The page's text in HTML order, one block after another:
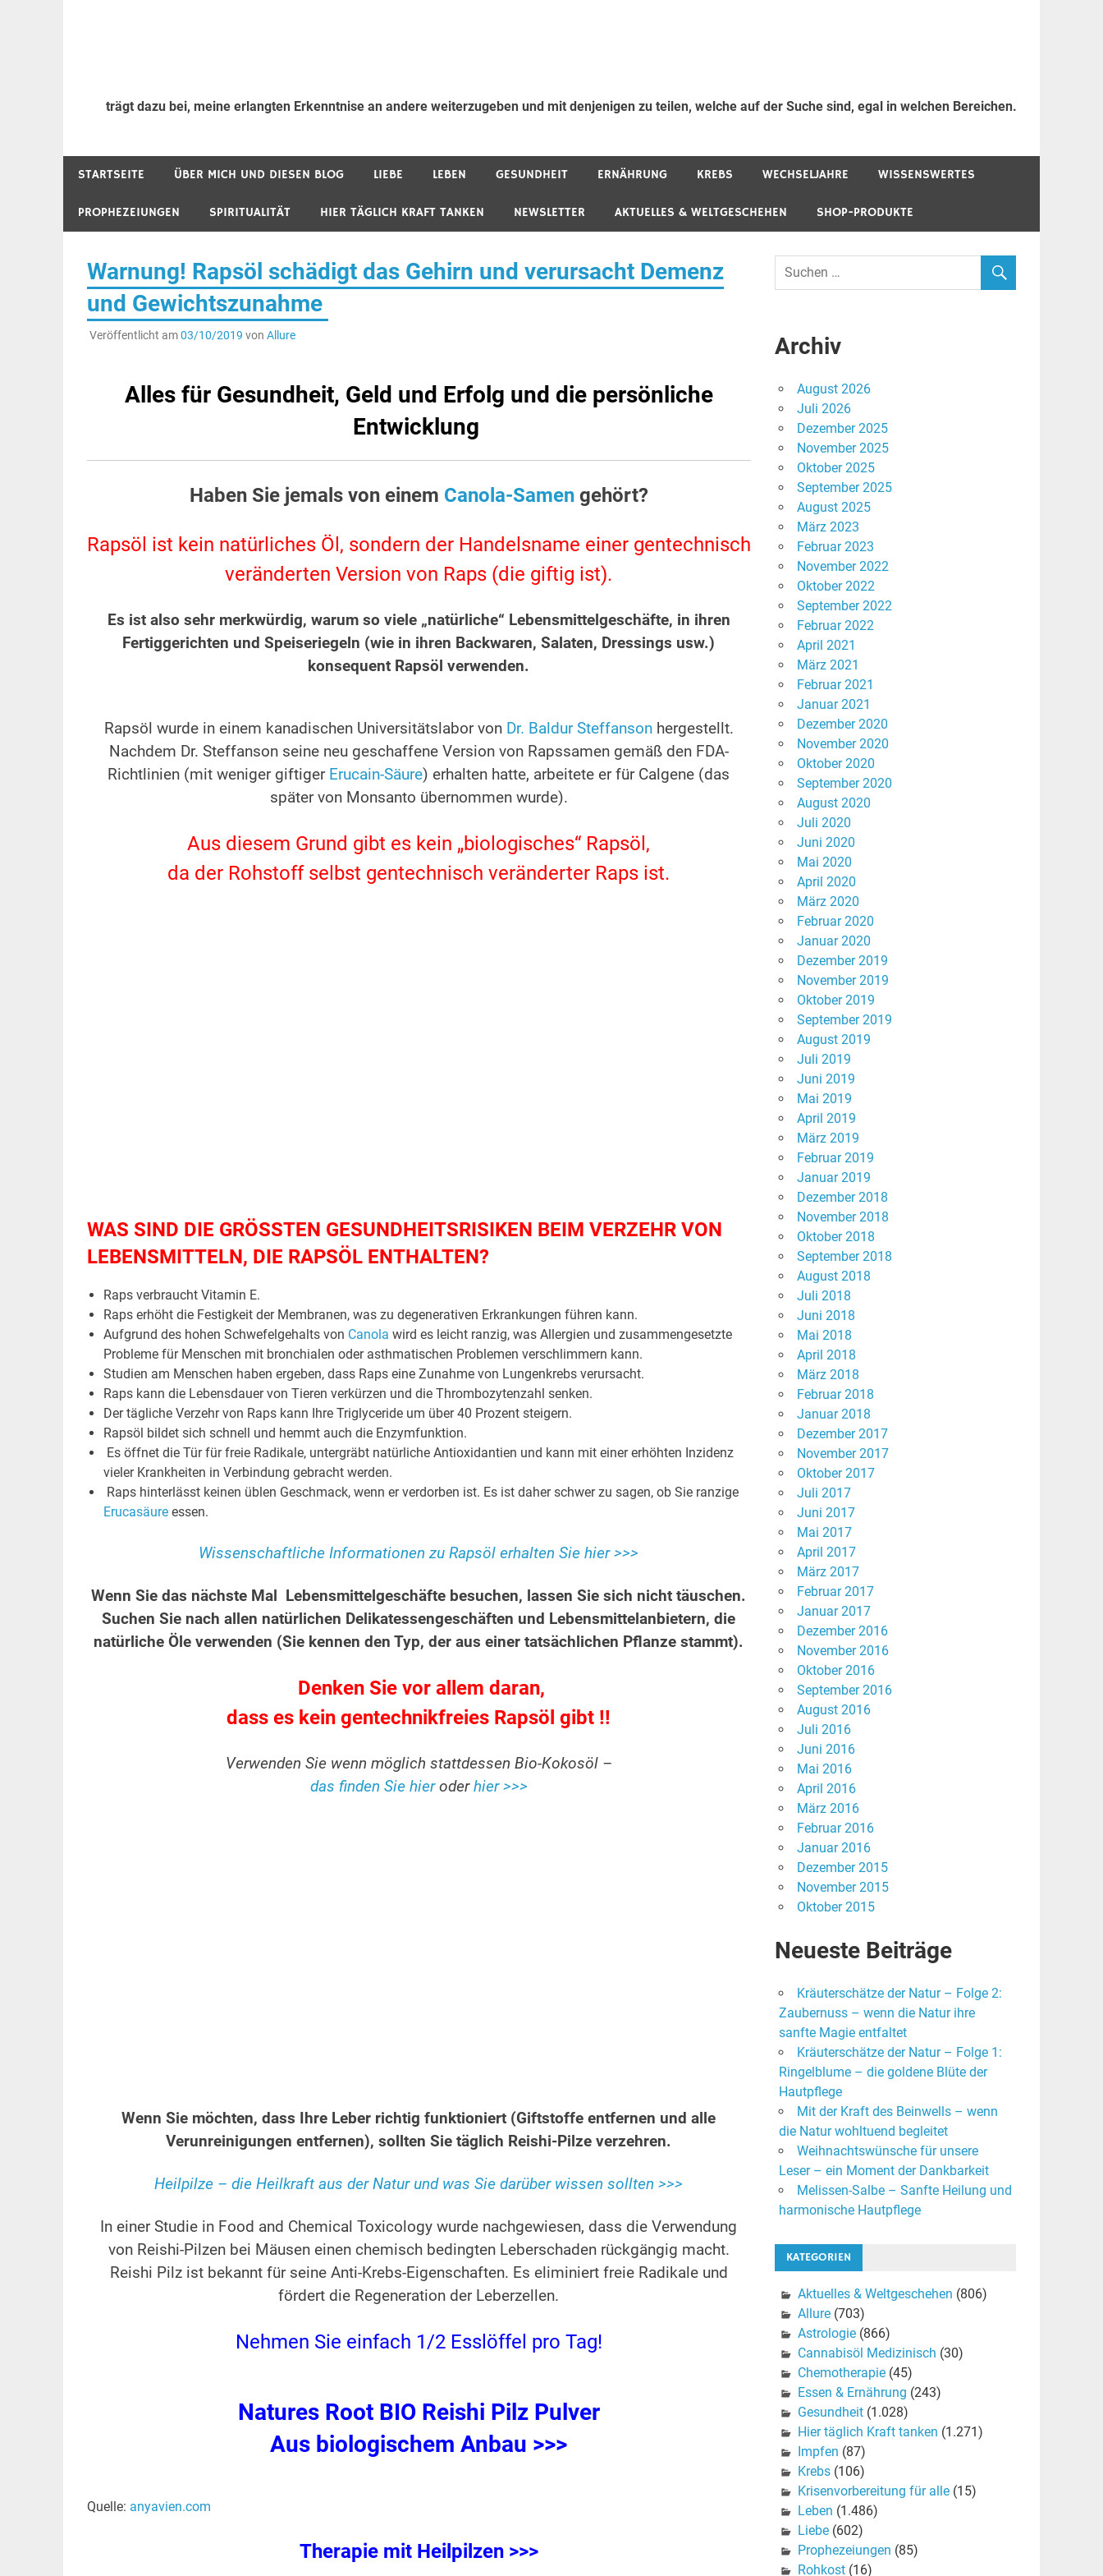
trägt dazu bei, meine erlangten Erkenntnise an andere weiterzugeben und mit denjenigen zu teilen, welche auf der Suche sind, egal in welchen Bereichen.
STARTSEITE ÜBER MICH UND DIESEN BLOG LIEBE LEBEN GESUNDHEIT ERNÄHRUNG KREBS WECHSELJAHRE WISSENSWERTES
PROPHEZEIUNGEN SPIRITUALITÄT HIER TÄGLICH KRAFT TANKEN NEWSLETTER AKTUELLES & WELTGESCHEHEN SHOP-PRODUKTE
Warnung! Rapsöl schädigt das Gehirn und verursacht Demenz
und Gewichtszunahme
Veröffentlicht am03/10/2019 von Allure
Alles für Gesundheit, Geld und Erfolg und die persönliche
Entwicklung
Haben Sie jemals von einem Canola-Samengehört?
Rapsöl ist kein natürliches Öl, sondern der Handelsname einer gentechnisch
veränderten Version von Raps (die giftig ist).
Es ist also sehr merkwürdig, warum so viele „natürliche“ Lebensmittelgeschäfte, in ihren
Fertiggerichten und Speiseriegeln (wie in ihren Backwaren, Salaten, Dressings usw.)
konsequent Rapsöl verwenden.
Rapsöl wurde in einem kanadischen Universitätslabor von Dr. Baldur Steffansonhergestellt.
Nachdem Dr. Steffanson seine neu geschaffene Version von Rapssamen gemäß den FDA-
Richtlinien (mit weniger giftiger Erucain-Säure) erhalten hatte, arbeitete er für Calgene (das
später von Monsanto übernommen wurde).
Aus diesem Grund gibt es kein „biologisches“ Rapsöl,
da der Rohstoff selbst gentechnisch veränderter Raps ist.
WAS SIND DIE GRÖSSTEN GESUNDHEITSRISIKEN BEIM VERZEHR VON
LEBENSMITTELN, DIE RAPSÖL ENTHALTEN?
Raps verbraucht Vitamin E.
Raps erhöht die Festigkeit der Membranen, was zu degenerativen Erkrankungen führen kann.
Aufgrund des hohen Schwefelgehalts von Canola wird es leicht ranzig, was Allergien und zusammengesetzte
Probleme für Menschen mit bronchialen oder asthmatischen Problemen verschlimmern kann.
Studien am Menschen haben ergeben, dass Raps eine Zunahme von Lungenkrebs verursacht.
Raps kann die Lebensdauer von Tieren verkürzen und die Thrombozytenzahl senken.
Der tägliche Verzehr von Raps kann Ihre Triglyceride um über 40 Prozent steigern.
Rapsöl bildet sich schnell und hemmt auch die Enzymfunktion.
Es öffnet die Tür für freie Radikale, untergräbt natürliche Antioxidantien und kann mit einer erhöhten Inzidenz
vieler Krankheiten in Verbindung gebracht werden.
Raps hinterlässt keinen üblen Geschmack, wenn er verdorben ist. Es ist daher schwer zu sagen, ob Sie ranzige
Erucasäureessen.
Wissenschaftliche Informationen zu Rapsöl erhalten Sie hier >>>
Wenn Sie das nächste Mal Lebensmittelgeschäfte besuchen, lassen Sie sich nicht täuschen.
Suchen Sie nach allen natürlichen Delikatessengeschäften und Lebensmittelanbietern, die
natürliche Öle verwenden (Sie kennen den Typ, der aus einer tatsächlichen Pflanze stammt).
Denken Sie vor allem daran,
dass es kein gentechnikfreies Rapsöl gibt !!
Verwenden Sie wenn möglich stattdessen Bio-Kokosöl –
das finden Sie hieroderhier >>>
Wenn Sie möchten, dass Ihre Leber richtig funktioniert (Giftstoffe entfernen und alle
Verunreinigungen entfernen), sollten Sie täglich Reishi-Pilze verzehren.
Heilpilze – die Heilkraft aus der Natur und was Sie darüber wissen sollten >>>
In einer Studie in Food and Chemical Toxicology wurde nachgewiesen, dass die Verwendung
von Reishi-Pilzen bei Mäusen einen chemisch bedingten Leberschaden rückgängig macht.
Reishi Pilz ist bekannt für seine Anti-Krebs-Eigenschaften. Es eliminiert freie Radikale und
fördert die Regeneration der Leberzellen.
Nehmen Sie einfach 1/2 Esslöffel pro Tag!
Natures Root BIO Reishi Pilz Pulver
Aus biologischem Anbau >>>
Quelle: anyavien.com
Therapie mit Heilpilzen >>>
Archiv
August 2026
Juli 2026
Dezember 2025
November 2025
Oktober 2025
September 2025
August 2025
März 2023
Februar 2023
November 2022
Oktober 2022
September 2022
Februar 2022
April 2021
März 2021
Februar 2021
Januar 2021
Dezember 2020
November 2020
Oktober 2020
September 2020
August 2020
Juli 2020
Juni 2020
Mai 2020
April 2020
März 2020
Februar 2020
Januar 2020
Dezember 2019
November 2019
Oktober 2019
September 2019
August 2019
Juli 2019
Juni 2019
Mai 2019
April 2019
März 2019
Februar 2019
Januar 2019
Dezember 2018
November 2018
Oktober 2018
September 2018
August 2018
Juli 2018
Juni 2018
Mai 2018
April 2018
März 2018
Februar 2018
Januar 2018
Dezember 2017
November 2017
Oktober 2017
Juli 2017
Juni 2017
Mai 2017
April 2017
März 2017
Februar 2017
Januar 2017
Dezember 2016
November 2016
Oktober 2016
September 2016
August 2016
Juli 2016
Juni 2016
Mai 2016
April 2016
März 2016
Februar 2016
Januar 2016
Dezember 2015
November 2015
Oktober 2015
Neueste Beiträge
Kräuterschätze der Natur – Folge 2:
Zaubernuss – wenn die Natur ihre
sanfte Magie entfaltet
Kräuterschätze der Natur – Folge 1:
Ringelblume – die goldene Blüte der
Hautpflege
Mit der Kraft des Beinwells – wenn
die Natur wohltuend begleitet
Weihnachtswünsche für unsere
Leser – ein Moment der Dankbarkeit
Melissen-Salbe – Sanfte Heilung und
harmonische Hautpflege
KATEGORIEN
Aktuelles & Weltgeschehen (806)
Allure(703)
Astrologie(866)
Cannabisöl Medizinisch (30)
Chemotherapie(45)
Essen & Ernährung (243)
Gesundheit(1.028)
Hier täglich Kraft tanken (1.271)
Impfen (87)
Krebs(106)
Krisenvorbereitung für alle(15)
Leben (1.486)
Liebe(602)
Prophezeiungen (85)
Rohkost(16)